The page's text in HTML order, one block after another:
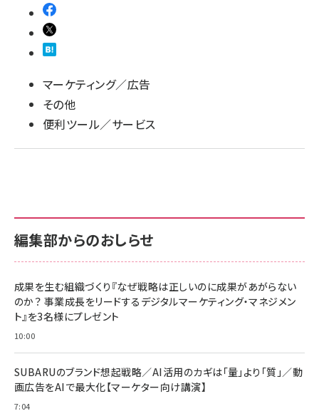
マーケティング／広告
その他
便利ツール／サービス
編集部からのおしらせ
成果を生む組織づくり『なぜ戦略は正しいのに成果があがらない
のか？ 事業成長をリードするデジタルマーケティング・マネジメン
ト』を3名様にプレゼント
10:00
SUBARUのブランド想起戦略／AI活用のカギは「量」より「質」／動
画広告をAIで最大化【マーケター向け講演】
7:04